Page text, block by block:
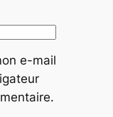
e-mail